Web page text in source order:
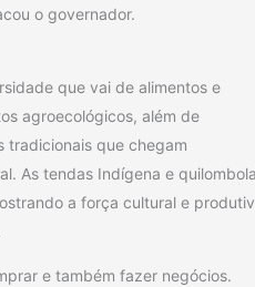
o governador.
que vai de alimentos e
agroecológicos, além de
tradicionais que chegam
As tendas Indígena e
a força cultural e
e também fazer negócios.